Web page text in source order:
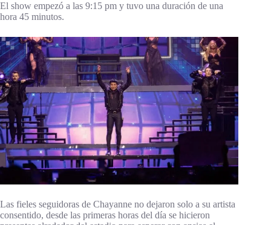
El show empezó a las 9:15 pm y tuvo una duración de una
hora 45 minutos.
Las fieles seguidoras de Chayanne no dejaron solo a su artista
consentido, desde las primeras horas del día se hicieron